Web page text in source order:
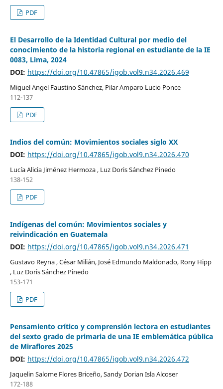
PDF
El Desarrollo de la Identidad Cultural por medio del
conocimiento de la historia regional en estudiante de la IE
0083, Lima, 2024
DOI: https://doi.org/10.47865/igob.vol9.n34.2026.469
Miguel Angel Faustino Sánchez, Pilar Amparo Lucio Ponce
112-137
PDF
Indios del común: Movimientos sociales siglo XX
DOI: https://doi.org/10.47865/igob.vol9.n34.2026.470
Lucía Alicia Jiménez Hermoza , Luz Doris Sánchez Pinedo
138-152
PDF
Indígenas del común: Movimientos sociales y
reivindicación en Guatemala
DOI: https://doi.org/10.47865/igob.vol9.n34.2026.471
Gustavo Reyna , César Milián, José Edmundo Maldonado, Rony Hipp
, Luz Doris Sánchez Pinedo
153-171
PDF
Pensamiento crítico y comprensión lectora en estudiantes
del sexto grado de primaria de una IE emblemática pública
de Miraflores 2025
DOI: https://doi.org/10.47865/igob.vol9.n34.2026.472
Jaquelin Salome Flores Briceño, Sandy Dorian Isla Alcoser
172-188